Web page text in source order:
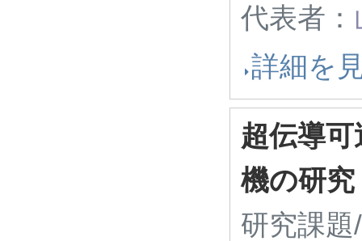
代表者：
詳細を
超伝導
機の研究
研究課